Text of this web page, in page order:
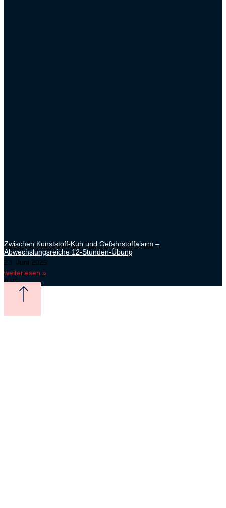
Zwischen Kunststoff-Kuh und Gefahrstoffalarm –
Abwechslungsreiche 12-Stunden-Übung
23. Juni 2026
weiterlesen »